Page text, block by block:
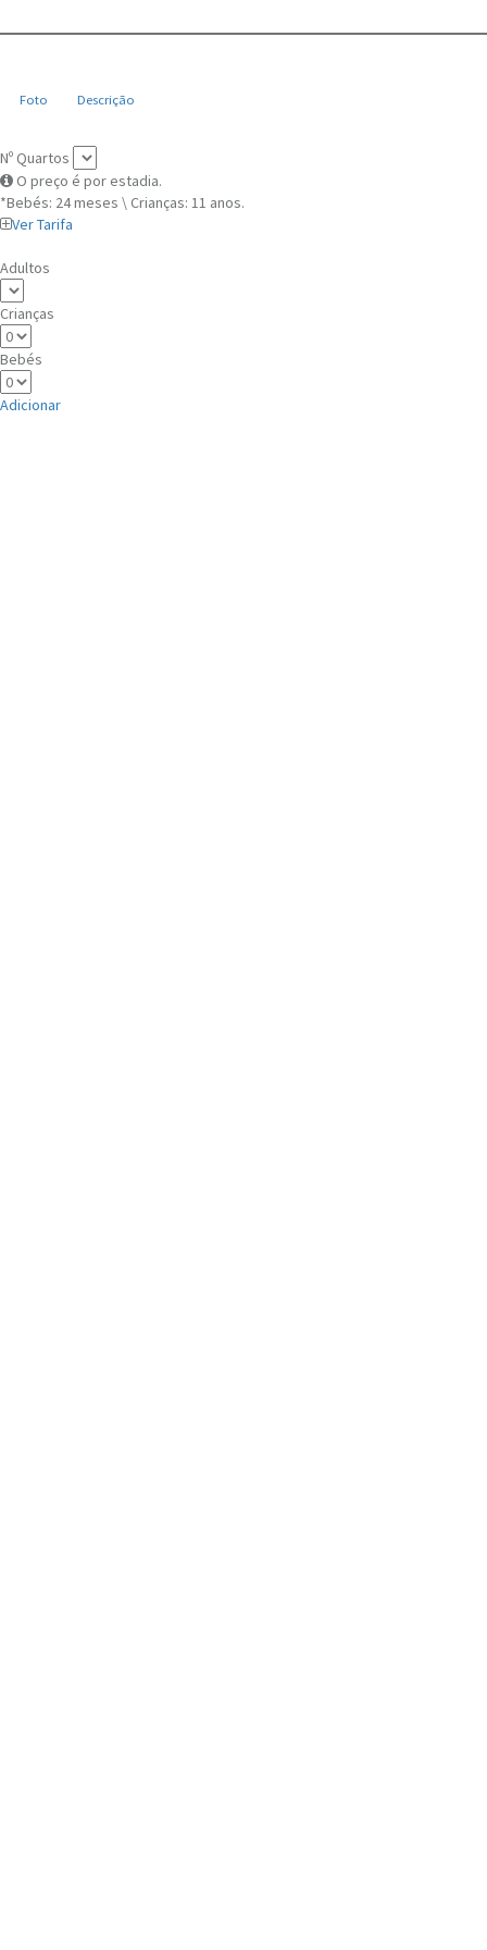
Foto Descrição
Nº Quartos
O preço é por estadia.
*Bebés: 24 meses \ Crianças: 11 anos.
Ver Tarifa
Adultos
Crianças
Bebés
Adicionar